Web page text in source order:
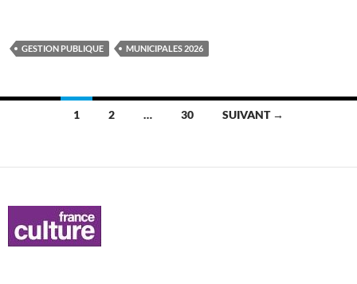
GESTION PUBLIQUE MUNICIPALES 2026
Navigation
articles
1 2 … 30 SUIVANT →